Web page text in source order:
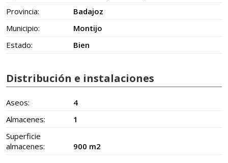
Provincia:
Badajoz
Municipio:
Montijo
Estado:
Bien
Distribución e instalaciones
Aseos:
4
Almacenes:
1
Superficie
almacenes:
900 m2